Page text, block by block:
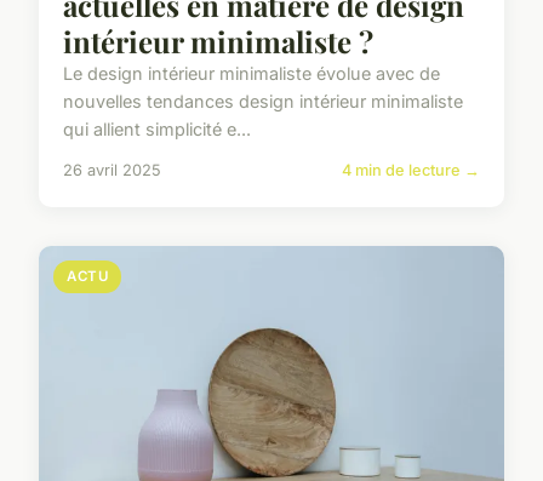
intérieur minimaliste ?
Le design intérieur minimaliste évolue avec de
nouvelles tendances design intérieur minimaliste
qui allient simplicité e...
26 avril 2025 4 min de lecture →
ACTU